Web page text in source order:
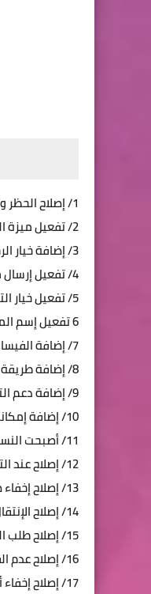
1/ إصلاح الحظر وتنبيه بادر بإستخدام الواتساب الرسمي( إذا لم يتم حظرك من قبل ) .
2/ تفعيل ميزة البحث عن الرسائل داخل المحادثة حسب التاريخ والوقت .
3/ إضافة خيار الرجوع إلى الواجهة الرئيسية القديمة ب(طلب من المتابعين) .
4/ تفعيل إرسال مقطع صوتي للإستماع لمرة واحدة .
5/ تفعيل خيار التأكيد قبل إرسال صورة أو فيديو الى الحاله .
6 تفعيل إسم المستخدم .
7/ إضافة الفيسات الجديدة .
8/ إضافة طريقة جديد لعرض وتطبيق الخطوط .
9/ إضافة دعم الترجمة بطريقتين .
10/ إضافة إمكانية الإتصال بحسابات بزنس عبر مكالمة هاتفية .
11/ أصبحت النسخه اقل في الحجم .
12/ إصلاح عند التحقق من رقمك يظهر أن النسخة تحتاج تحديث .
13/ إصلاح إخفاء صحين القراءة .
14/ إصلاح الإنتقال إلى رسالة خاطئة عند التنقل بين الرسائل في أي محادثة .
15/ إصلاح طلب القفل مرتين في المحادثة .
16/ إصلاح عدم القدرة على فتح الوسائط إذا ارسلت للمشاهدة لمرة واحدة .
17/ إصلاح إخفاء أنك شاهدت الحالة عند تفعيل وضع الشبح .